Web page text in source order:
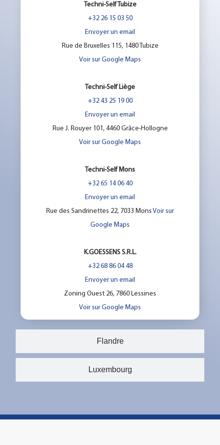
Flandre
Luxembourg
Techni-Self Tubize
+32 26 15 03 50
Envoyer un email
Rue de Bruxelles 115, 1480 Tubize
Voir sur Google Maps
Techni-Self Liège
+32 43 25 19 00
Envoyer un email
Rue J. Rouyer 101, 4460 Grâce-Hollogne
Voir sur Google Maps
Techni-Self Mons
+32 65 14 06 40
Envoyer un email
Rue des Sandrinettes 22, 7033 Mons Voir sur
Google Maps
K.GOESSENS S.R.L.
+32 68 86 04 48
Envoyer un email
Zoning Ouest 26, 7860 Lessines
Voir sur Google Maps